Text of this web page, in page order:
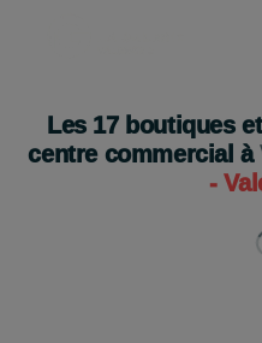
Les 17boutiques
centre commercial à
-